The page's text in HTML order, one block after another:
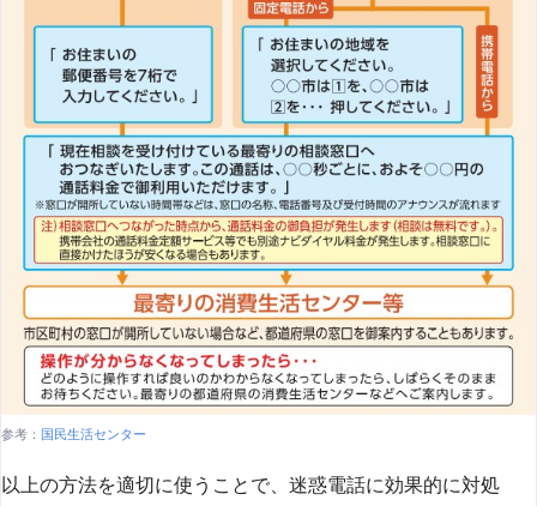
参考： 国民生活センター
以上の方法を適切に使うことで、迷惑電話に効果的に対処